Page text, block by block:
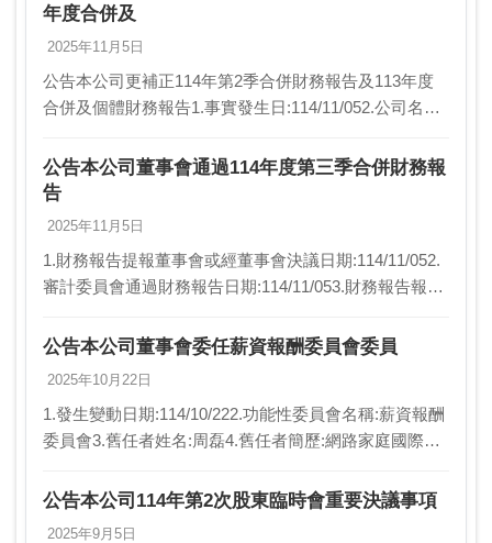
年度合併及
2025年11月5日
公告本公司更補正114年第2季合併財務報告及113年度
合併及個體財務報告1.事實發生日:114/11/052.公司名稱:
公司):本公司4.相互持股…
公告本公司董事會通過114年度第三季合併財務報
告
2025年11月5日
1.財務報告提報董事會或經董事會決議日期:114/11/052.
審計委員會通過財務報告日期:114/11/053.財務報告報導
公告本公司董事會委任薪資報酬委員會委員
2025年10月22日
1.發生變動日期:114/10/222.功能性委員會名稱:薪資報酬
委員會3.舊任者姓名:周磊4.舊任者簡歷:網路家庭國際資
李靜芳6.新任者簡歷:…
公告本公司114年第2次股東臨時會重要決議事項
2025年9月5日